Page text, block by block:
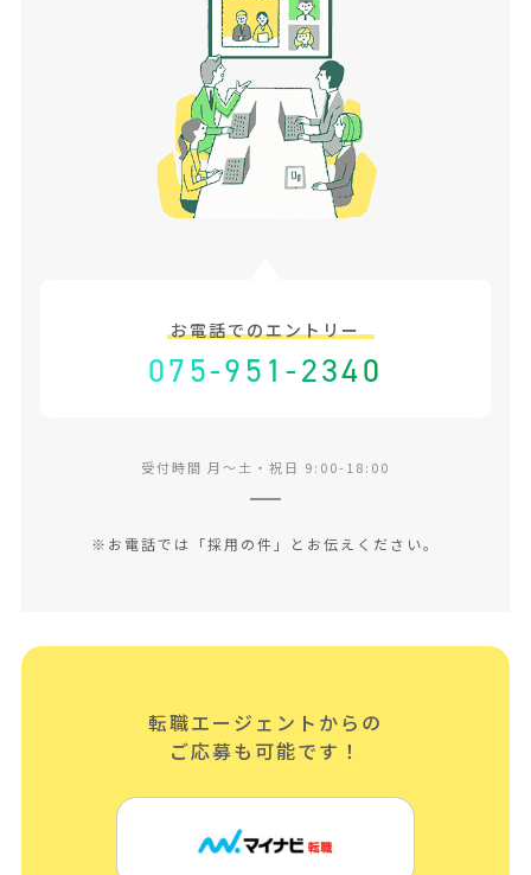
お電話でのエントリー
075-951-2340
受付時間 月〜土・祝日 9:00-18:00
※お電話では「採用の件」とお伝えください。
転職エージェントからの
ご応募も可能です！